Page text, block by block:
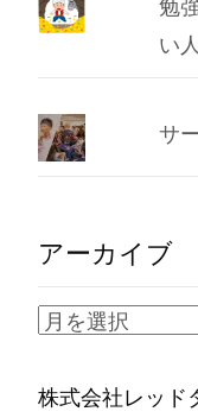
勉
い
サ
アーカイブ
ア
カ
株式会社レッド